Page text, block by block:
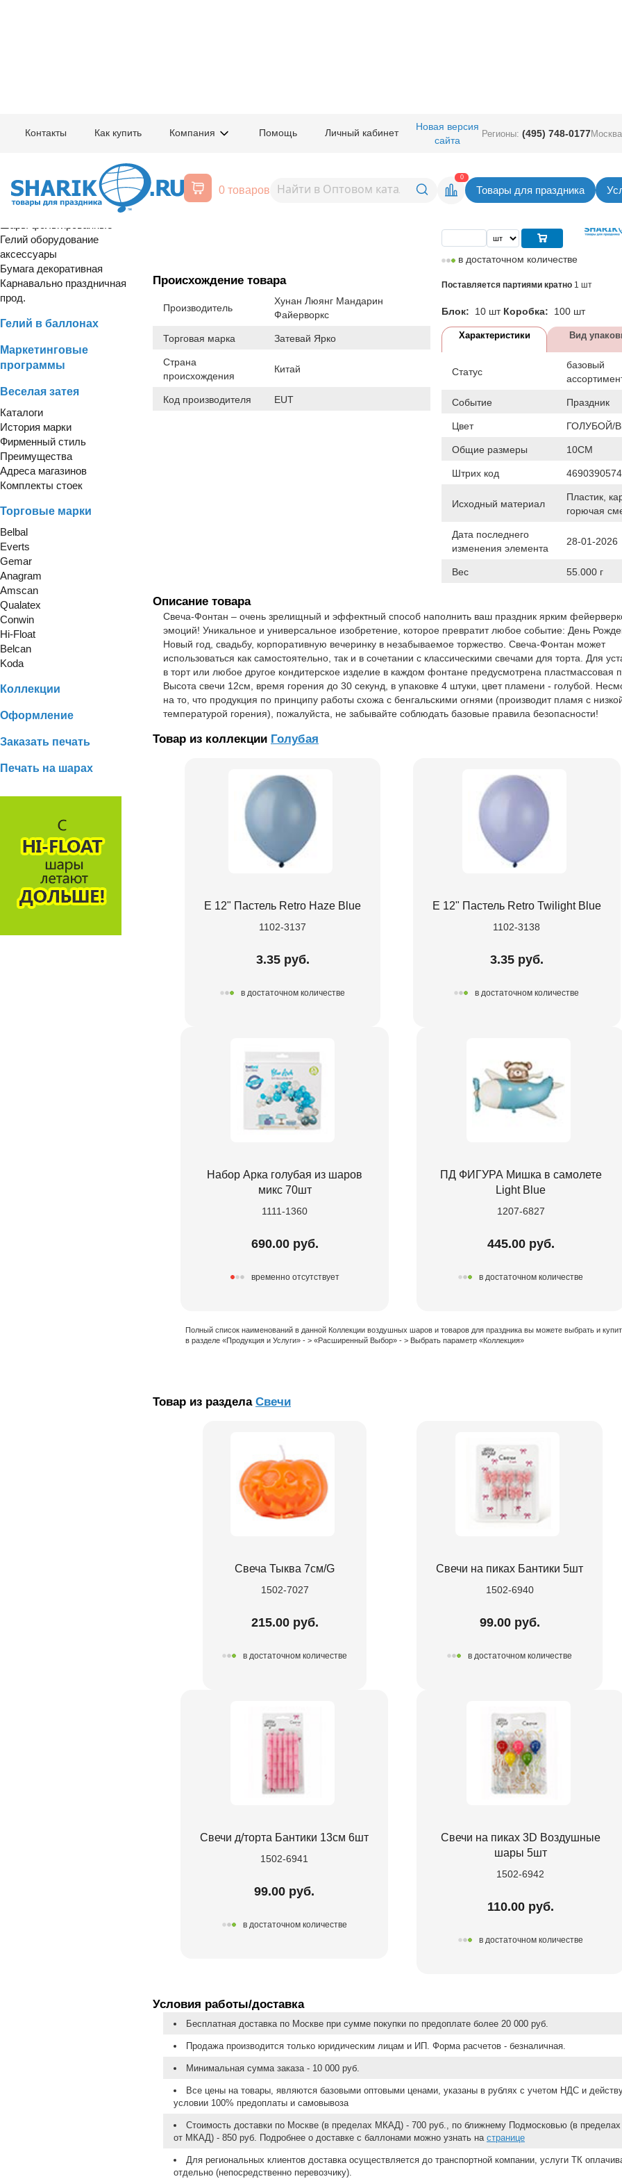
Контакты Как купить Компания Помощь Личный кабинет
Новая версия
сайта
Регионы: (495) 748-0177
0 товаров
0
Товары для праздника
Расширенный поиск
Шары латексные
Гелий оборудование
аксессуары
Бумага декоративная
Карнавально праздничная
прод.
Гелий в баллонах
Маркетинговые
программы
Веселая затея
Каталоги
История марки
Фирменный стиль
Преимущества
Адреса магазинов
Комплекты стоек
Торговые марки
Belbal
Everts
Gemar
Anagram
Amscan
Qualatex
Conwin
Hi-Float
Belcan
Koda
Коллекции
Оформление
Заказать печать
Печать на шарах
1502-6514
Свеча-Фонтан Розовое Пламя 10см
30сек4шт
Происхождение товара
Производитель
Хунан Люянг Мандарин
Файерворкс
Торговая марка Затевай Ярко
Страна
происхождения
Китай
Код производителя EUT
в достаточном количестве
Поставляется партиями кратно 1 шт
Блок: 10 шт Коробка: 100 шт
Характеристики Вид
Статус
базовый
Событие Праздник
Цвет ГОЛУБОЙ/
Общие размеры 10СМ
Штрих код
Исходный материал
Пластик,
горючая
Дата последнего
изменения элемента
28-01-2026
Вес 55.000 г
Описание товара
Свеча-Фонтан – очень зрелищный и эффектный способ наполнить ваш праздник ярким
эмоций! Уникальное и универсальное изобретение, которое превратит любое событие: День
Новый год, свадьбу, корпоративную вечеринку в незабываемое торжество. Свеча-Фонтан может
использоваться как самостоятельно, так и в сочетании с классическими свечами для торта. Для
в торт или любое другое кондитерское изделие в каждом фонтане предусмотрена пластмассовая
Высота свечи 12см, время горения до 30 секунд, в упаковке 4 штуки, цвет пламени - голубой.
на то, что продукция по принципу работы схожа с бенгальскими огнями (производит пламя с
температурой горения), пожалуйста, не забывайте соблюдать базовые правила безопасности!
Товар из коллекции Голубая
Е 12" Пастель Retro Haze Blue
1102-3137
3.35 руб.
в достаточном количестве
Е 12" Пастель Retro Twilight Blue
1102-3138
3.35 руб.
в достаточном количестве
Набор Арка голубая из шаров
микс 70шт
1111-1360
690.00 руб.
временно отсутствует
ПД ФИГУРА Мишка в самолете
Light Blue
1207-6827
445.00 руб.
в достаточном количестве
Полный список наименований в данной Коллекции воздушных шаров и товаров для праздника вы можете выбрать и
в разделе «Продукция и Услуги» - > «Расширенный Выбор» - > Выбрать параметр «Коллекция»
Товар из раздела Свечи
Свеча Тыква 7см/G
1502-7027
215.00 руб.
в достаточном количестве
Свечи на пиках Бантики 5шт
1502-6940
99.00 руб.
в достаточном количестве
Свечи д/торта Бантики 13см 6шт
1502-6941
99.00 руб.
в достаточном количестве
Свечи на пиках 3D Воздушные
шары 5шт
1502-6942
110.00 руб.
в достаточном количестве
Условия работы/доставка
Бесплатная доставка по Москве при сумме покупки по предоплате более 20 000 руб.
Продажа производится только юридическим лицам и ИП. Форма расчетов - безналичная.
Минимальная сумма заказа - 10 000 руб.
Все цены на товары, являются базовыми оптовыми ценами, указаны в рублях с учетом НДС и
условии 100% предоплаты и самовывоза
Стоимость доставки по Москве (в пределах МКАД) - 700 руб., по ближнему Подмосковью (в пределах
от МКАД) - 850 руб. Подробнее о доставке с баллонами можно узнать на странице
Для региональных клиентов доставка осуществляется до транспортной компании, услуги ТК
отдельно (непосредственно перевозчику).